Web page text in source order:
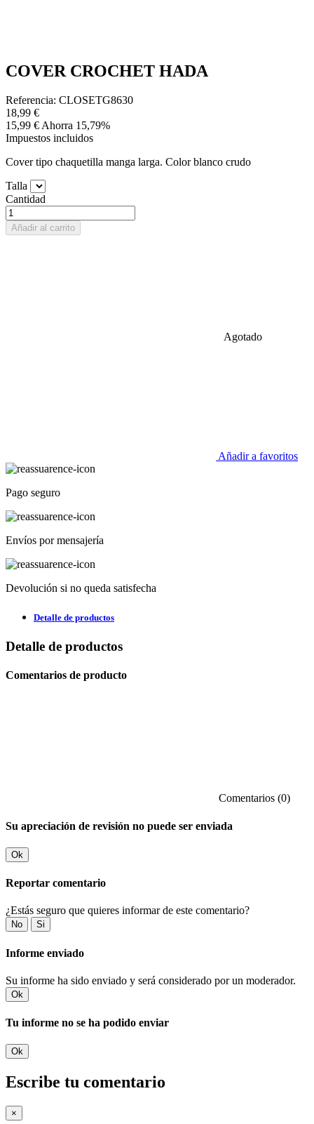
COVER CROCHET HADA
Referencia: CLOSETG8630
18,99 €
15,99 €Ahorra 15,79%
Impuestos incluidos
Cover tipo chaquetilla manga larga. Color blanco crudo
Talla
Cantidad
Añadir al carrito
Agotado
Añadir a favoritos
Pago seguro
Envíos por mensajería
Devolución si no queda satisfecha
Detalle de productos
Detalle de productos
Comentarios de producto
Comentarios (0)
Su apreciación de revisión no puede ser enviada
Ok
Reportar comentario
¿Estás seguro que quieres informar de este comentario?
No Si
Informe enviado
Su informe ha sido enviado y será considerado por un moderador.
Ok
Tu informe no se ha podido enviar
Ok
Escribe tu comentario
×